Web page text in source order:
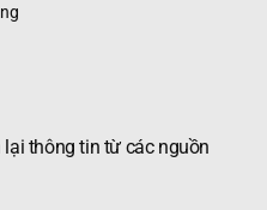
thông tin từ các nguồn